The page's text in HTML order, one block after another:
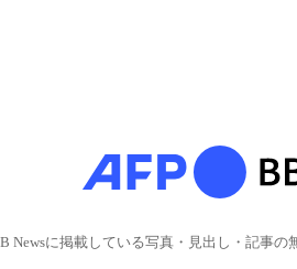
Newsに掲載している写真・見出し・記事の